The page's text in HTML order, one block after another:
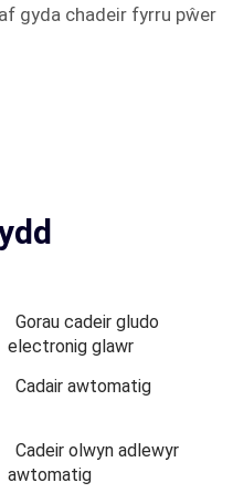
gyda chadeir fyrru pŵer
Gorau cadeir gludo
electronig glawr
Cadair awtomatig
Cadeir olwyn adlewyr
awtomatig